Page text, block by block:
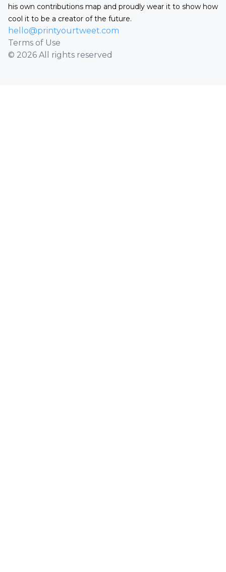
his own contributions map and proudly wear it to show how
cool it to be a creator of the future.
hello@printyourtweet.com
Terms of Use
© 2026 All rights reserved